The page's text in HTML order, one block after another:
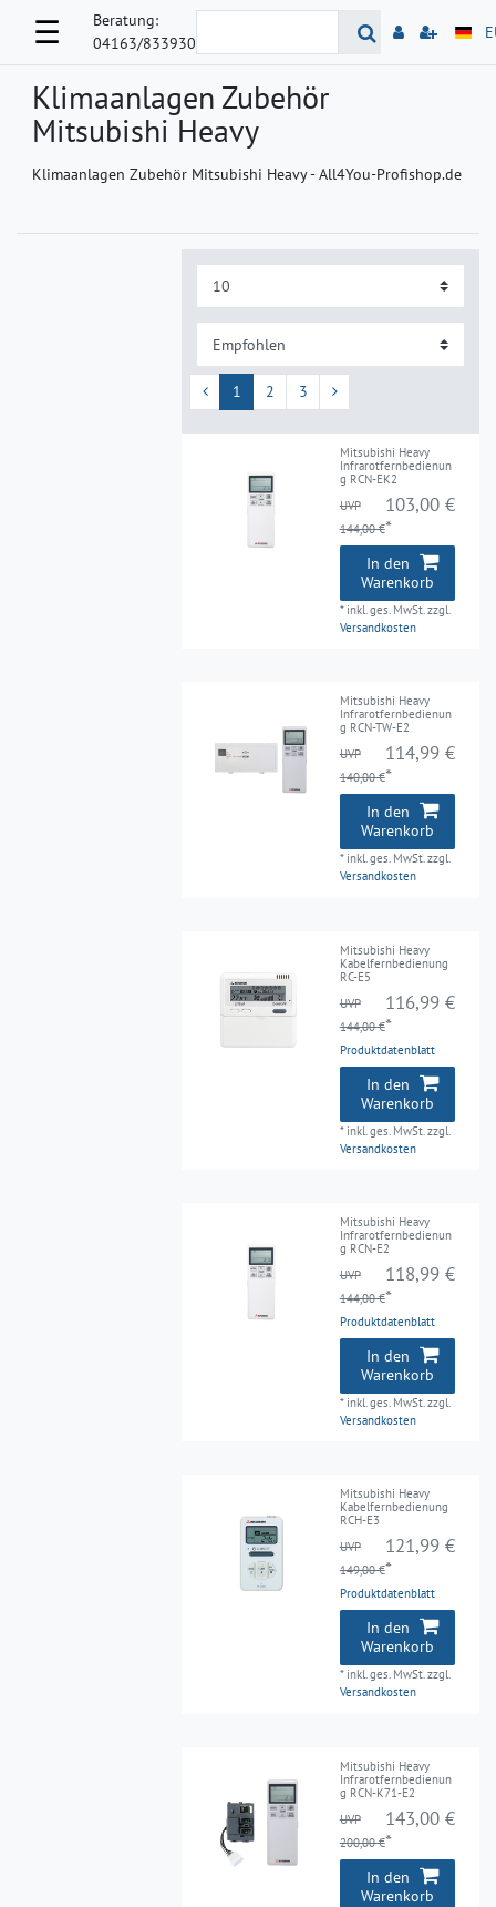
☰
Beratung:
04163/833930
Klimaanlagen Zubehör
Mitsubishi Heavy
Klimaanlagen Zubehör Mitsubishi Heavy - All4You-Profishop.de
1 2 3
Mitsubishi Heavy
Infrarotfernbedienun
g RCN-EK2
UVP
144,00 €
103,00 €
*
In den
Warenkorb
* inkl. ges. MwSt.zzgl.
Versandkosten
Mitsubishi Heavy
Infrarotfernbedienun
g RCN-TW-E2
UVP
140,00 €
114,99 €
*
In den
Warenkorb
* inkl. ges. MwSt.zzgl.
Versandkosten
Mitsubishi Heavy
Kabelfernbedienung
RC-E5
Produktdatenblatt
UVP
144,00 €
116,99 €
*
In den
Warenkorb
* inkl. ges. MwSt. zzgl.
Versandkosten
Mitsubishi Heavy
Infrarotfernbedienun
g RCN-E2
Produktdatenblatt
UVP
144,00 €
118,99 €
*
In den
Warenkorb
* inkl. ges. MwSt.zzgl.
Versandkosten
Mitsubishi Heavy
Kabelfernbedienung
RCH-E3
Produktdatenblatt
UVP
149,00 €
121,99 €
*
In den
Warenkorb
* inkl. ges. MwSt.zzgl.
Versandkosten
Mitsubishi Heavy
Infrarotfernbedienun
g RCN-K71-E2
UVP
200,00 €
143,00 €
*
In den
Warenkorb